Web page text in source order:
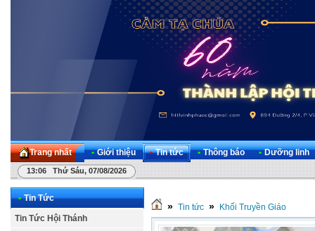
Trang nhất • Giới thiệu • Tin tức • Thông báo • Dưỡng linh
13:06 Thứ Sáu, 07/08/2026
• Tin Tức
Tin Tức Hội Thánh
» Tin tức » Khối Truyền Giáo